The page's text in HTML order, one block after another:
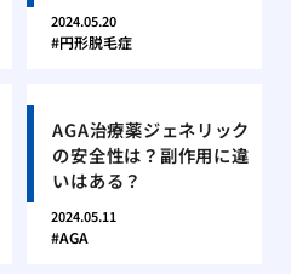
2024.05.20
円形脱毛症
AGA治療薬ジェネリック
の安全性は？副作用に違
いはある？
2024.05.11
AGA